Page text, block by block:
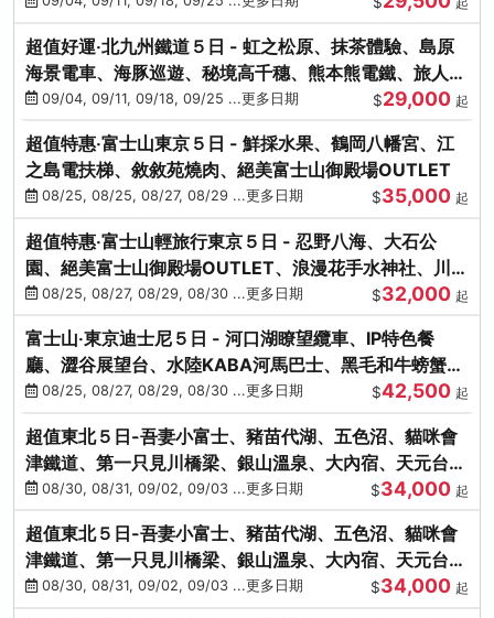
超值好運‧北九州鐵道５日 - 虹之松原、抹茶體驗、島原
海景電車、海豚巡遊、秘境高千穗、熊本熊電鐵、旅人觀
光列車-台中出發
09/04, 09/11, 09/18, 09/25 ...更多日期 $29,000 起
超值特惠‧富士山東京５日 - 鮮採水果、鶴岡八幡宮、江
之島電扶梯、敘敘苑燒肉、絕美富士山御殿場OUTLET
08/25, 08/25, 08/27, 08/29 ...更多日期 $35,000 起
超值特惠‧富士山輕旅行東京５日 - 忍野八海、大石公
園、絕美富士山御殿場OUTLET、浪漫花手水神社、川越
小江戶
08/25, 08/27, 08/29, 08/30 ...更多日期 $32,000 起
富士山‧東京迪士尼５日 - 河口湖瞭望纜車、IP特色餐
廳、澀谷展望台、水陸KABA河馬巴士、黑毛和牛螃蟹美
饌、季節採果
08/25, 08/27, 08/29, 08/30 ...更多日期 $42,500 起
超值東北５日-吾妻小富士、豬苗代湖、五色沼、貓咪會
津鐵道、第一只見川橋梁、銀山溫泉、大內宿、天元台高
原纜車
08/30, 08/31, 09/02, 09/03 ...更多日期 $34,000 起
超值東北５日-吾妻小富士、豬苗代湖、五色沼、貓咪會
津鐵道、第一只見川橋梁、銀山溫泉、大內宿、天元台高
原纜車
08/30, 08/31, 09/02, 09/03 ...更多日期 $34,000 起